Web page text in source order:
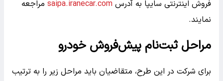
فروش اینترنتی سایپا به آدرس saipa.iranecar.com مراجعه
نمایند.
مراحل ثبت‌نام پیش‌فروش خودرو
برای شرکت در این طرح، متقاضیان باید مراحل زیر را به ترتیب